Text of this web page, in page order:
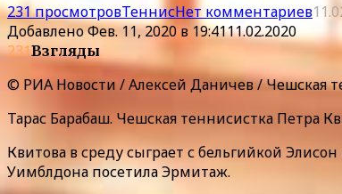
231 просмотровТеннисНет комментариев
ДобавленоФев. 11, 2020 в 19:4111.02.2020
231Взгляды
© РИА Новости / Алексей Даничев / Чешская
Тарас Барабаш. Чешская теннисистка Петра
Квитова в среду сыграет с бельгийкой
Уимблдона посетила Эрмитаж.